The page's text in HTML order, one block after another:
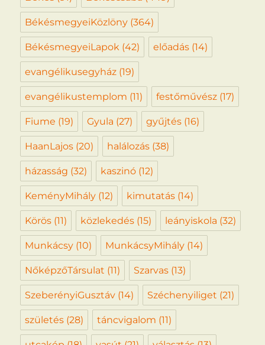
BékésmegyeiKözlöny (364)
BékésmegyeiLapok (42) előadás (14)
evangélikusegyház (19)
evangélikustemplom (11) festőművész (17)
Fiume (19) Gyula (27) gyűjtés (16)
HaanLajos (20) halálozás (38)
házasság (32) kaszinó (12)
KeményMihály (12) kimutatás (14)
Körös (11) közlekedés (15) leányiskola (32)
Munkácsy (10) MunkácsyMihály (14)
NőképzőTársulat (11) Szarvas (13)
SzeberényiGusztáv (14) Széchenyiliget (21)
születés (28) táncvigalom (11)